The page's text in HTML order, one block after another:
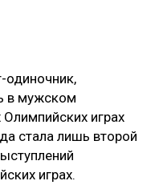
в мужском
играх
стала лишь второй
играх.